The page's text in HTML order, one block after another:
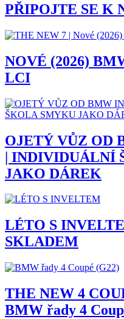
PŘIPOJTE SE K
NOVÉ (2026)
LCI
OJETÝ VŮZ OD
| INDIVIDUÁLNÍ
JAKO DÁREK
LÉTO S
SKLADEM
THE NEW 4
BMW řady 4